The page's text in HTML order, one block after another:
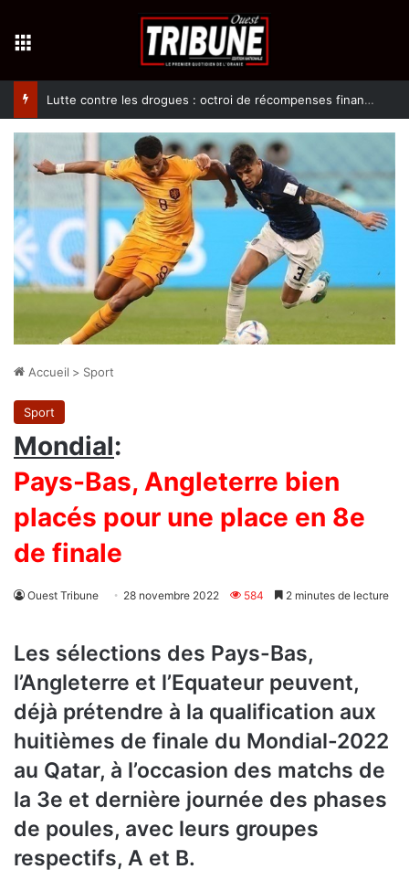
Lutte contre les drogues : octroi de récompenses financières aux dénonciateurs de trafiquants
Accueil > Sport
Sport
Mondial:
Pays-Bas, Angleterre bien
placés pour une place en 8e
de finale
Ouest Tribune 28 novembre 2022 584 2 minutes de lecture
Les sélections des Pays-Bas,
l’Angleterre et l’Equateur peuvent,
déjà prétendre à la qualification aux
huitièmes de finale du Mondial-2022
au Qatar, à l’occasion des matchs de
la 3e et dernière journée des phases
de poules, avec leurs groupes
respectifs, A et B.